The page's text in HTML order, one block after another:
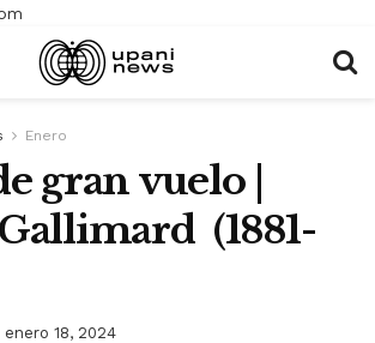
Enero
gran vuelo |
(1881-
enero 18, 2024